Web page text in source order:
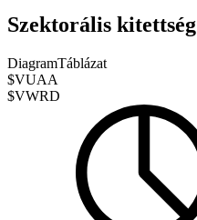
Szektorális kitettség
DiagramTáblázat
$VUAA
$VWRD